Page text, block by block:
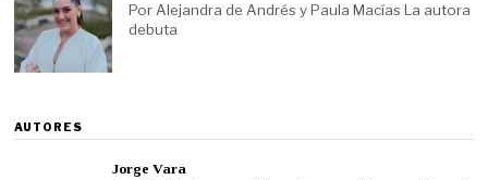
Por Alejandra de Andrés y Paula Macías La autora
debuta
AUTORES
Jorge Vara